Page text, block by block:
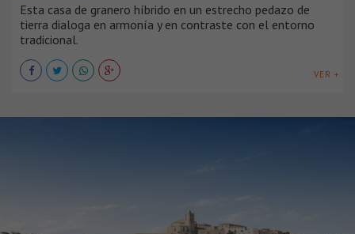
Esta casa de granero híbrido en un estrecho pedazo de
tierra dialoga en armonía y en contraste con el entorno
tradicional.
VER +